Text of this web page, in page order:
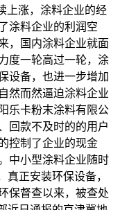
上涨，涂料企业的经
涂料企业的利润空
，国内涂料企业就面
度一轮高过一轮，涂
设备，也进一步增加
然而然逼迫涂料企业
乐卡粉末涂料有限公
回款不及时的的用户
控制了企业的现金
中小型涂料企业随时
真正安装环保设备，
保督查以来，被查处